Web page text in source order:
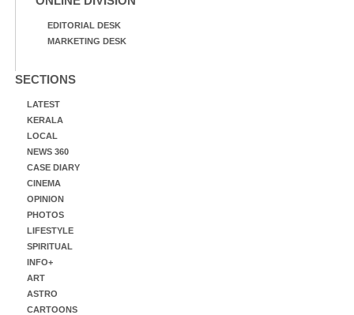
EDITORIAL DESK
MARKETING DESK
SECTIONS
LATEST
KERALA
LOCAL
NEWS 360
CASE DIARY
CINEMA
OPINION
PHOTOS
LIFESTYLE
SPIRITUAL
INFO+
ART
ASTRO
CARTOONS